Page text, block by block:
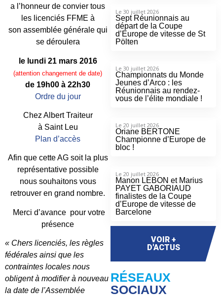
a l’honneur de convier tous
les licenciés FFME à
son assemblée générale qui
se déroulera
le lundi 21 mars 2016
(attention changement de date)
de 19h00 à 22h30
Ordre du jour
Chez Albert Traiteur
à Saint Leu
Plan d’accès
Afin que cette AG soit la plus
représentative possible
nous souhaitons vous
retrouver en grand nombre.
Merci d’avance pour votre
présence
« Chers licenciés, les règles
fédérales ainsi que les
contraintes locales nous
obligent à modifier à nouveau
la date de l’Assemblée
Le 30 juillet 2026
Sept Réunionnais au
départ de la Coupe
d’Europe de vitesse de St
Pölten
Le 30 juillet 2026
Championnats du Monde
Jeunes d’Arco : les
Réunionnais au rendez-
vous de l’élite mondiale !
Le 20 juillet 2026
Oriane BERTONE
Championne d’Europe de
bloc !
Le 20 juillet 2026
Manon LEBON et Marius
PAYET GABORIAUD
finalistes de la Coupe
d’Europe de vitesse de
Barcelone
VOIR +
D'ACTUS
RÉSEAUX
SOCIAUX